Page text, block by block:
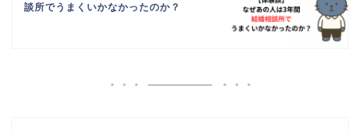
談所でうまくいかなかったのか？